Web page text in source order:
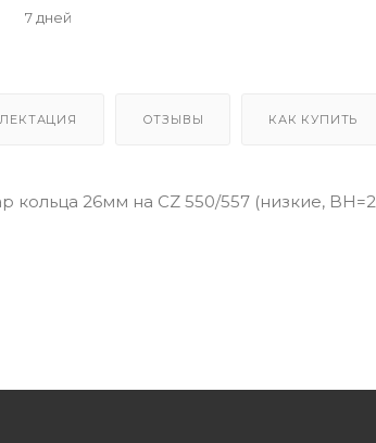
7 дней
ОТЗЫВЫ КАК КУПИТЬ
кольца 26мм на CZ 550/557 (низкие,